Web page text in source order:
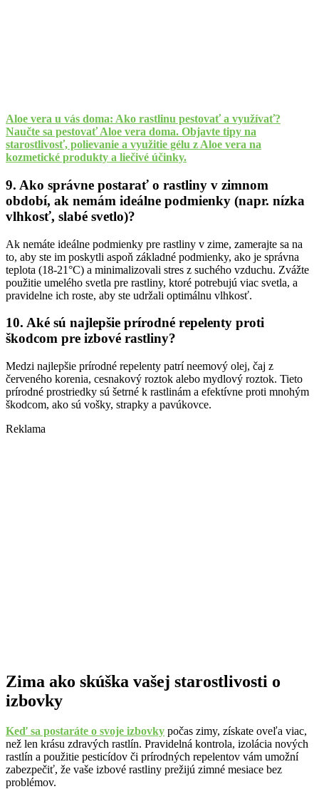
Aloe vera u vás doma: Ako rastlinu pestovať a využívať?
Naučte sa pestovať Aloe vera doma. Objavte tipy na
starostlivosť, polievanie a využitie gélu z Aloe vera na
kozmetické produkty a liečivé účinky.
9. Ako správne postarať o rastliny v zimnom
období, ak nemám ideálne podmienky (napr. nízka
vlhkosť, slabé svetlo)?
Ak nemáte ideálne podmienky pre rastliny v zime, zamerajte sa na
to, aby ste im poskytli aspoň základné podmienky, ako je správna
teplota (18-21°C) a minimalizovali stres z suchého vzduchu. Zvážte
použitie umelého svetla pre rastliny, ktoré potrebujú viac svetla, a
pravidelne ich roste, aby ste udržali optimálnu vlhkosť.
10. Aké sú najlepšie prírodné repelenty proti
škodcom pre izbové rastliny?
Medzi najlepšie prírodné repelenty patrí neemový olej, čaj z
červeného korenia, cesnakový roztok alebo mydlový roztok. Tieto
prírodné prostriedky sú šetrné k rastlinám a efektívne proti mnohým
škodcom, ako sú vošky, strapky a pavúkovce.
Reklama
Zima ako skúška vašej starostlivosti o
izbovky
Keď sa postaráte o svoje izbovky počas zimy, získate oveľa viac,
než len krásu zdravých rastlín. Pravidelná kontrola, izolácia nových
rastlín a použitie pesticídov či prírodných repelentov vám umožní
zabezpečiť, že vaše izbové rastliny prežijú zimné mesiace bez
problémov.